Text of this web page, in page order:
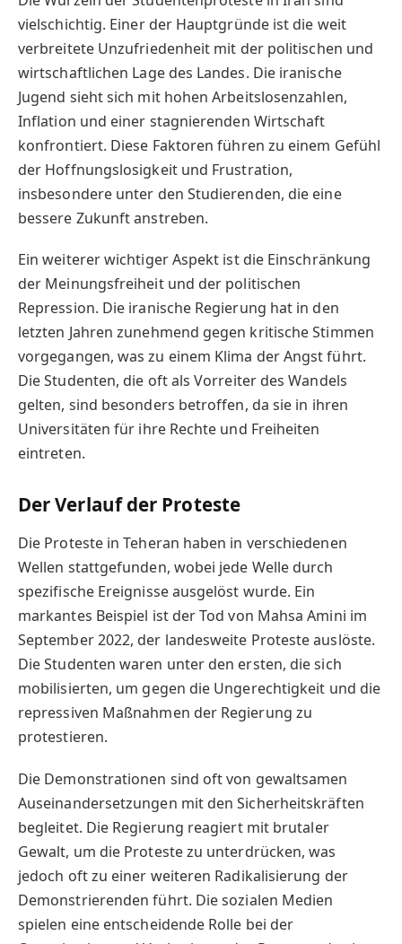
vielschichtig. Einer der Hauptgründe ist die weit
verbreitete Unzufriedenheit mit der politischen und
wirtschaftlichen Lage des Landes. Die iranische
Jugend sieht sich mit hohen Arbeitslosenzahlen,
Inflation und einer stagnierenden Wirtschaft
konfrontiert. Diese Faktoren führen zu einem Gefühl
der Hoffnungslosigkeit und Frustration,
insbesondere unter den Studierenden, die eine
bessere Zukunft anstreben.
Ein weiterer wichtiger Aspekt ist die Einschränkung
der Meinungsfreiheit und der politischen
Repression. Die iranische Regierung hat in den
letzten Jahren zunehmend gegen kritische Stimmen
vorgegangen, was zu einem Klima der Angst führt.
Die Studenten, die oft als Vorreiter des Wandels
gelten, sind besonders betroffen, da sie in ihren
Universitäten für ihre Rechte und Freiheiten
eintreten.
Der Verlauf der Proteste
Die Proteste in Teheran haben in verschiedenen
Wellen stattgefunden, wobei jede Welle durch
spezifische Ereignisse ausgelöst wurde. Ein
markantes Beispiel ist der Tod von Mahsa Amini im
September 2022, der landesweite Proteste auslöste.
Die Studenten waren unter den ersten, die sich
mobilisierten, um gegen die Ungerechtigkeit und die
repressiven Maßnahmen der Regierung zu
protestieren.
Die Demonstrationen sind oft von gewaltsamen
Auseinandersetzungen mit den Sicherheitskräften
begleitet. Die Regierung reagiert mit brutaler
Gewalt, um die Proteste zu unterdrücken, was
jedoch oft zu einer weiteren Radikalisierung der
Demonstrierenden führt. Die sozialen Medien
spielen eine entscheidende Rolle bei der